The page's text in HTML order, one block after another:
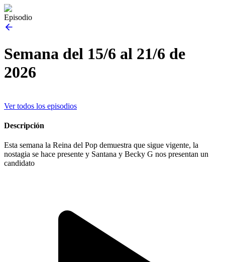
Episodio
Semana del 15/6 al 21/6 de
2026
Ver todos los episodios
Descripción
Esta semana la Reina del Pop demuestra que sigue vigente, la
nostagia se hace presente y Santana y Becky G nos presentan un
candidato